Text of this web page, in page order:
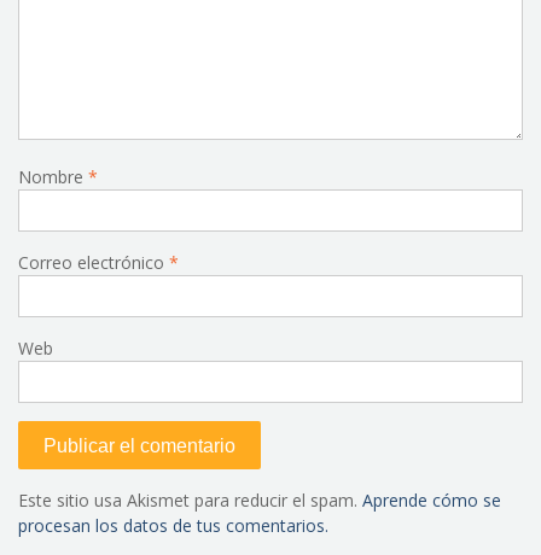
Nombre *
Correo electrónico *
Web
Este sitio usa Akismet para reducir el spam. Aprende cómo se
procesan los datos de tus comentarios.